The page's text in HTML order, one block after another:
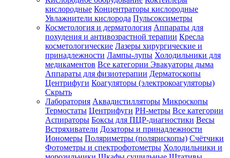
Зарегистрироваться
Зачем
регистрироваться?
Все
покупки
одном
месте
Личный
менеджер
кислородные Концентраторы кислородные
Увлажнители кислорода Пульсоксиметры
Косметология и дерматология Аппараты для
похудения и антивозрастной терапии Кресла
косметологические Лазеры хирургические и
принадлежности Лампы-лупы Холодильники для
медикаментов Все категории Эвакуаторы дыма
Аппараты для физиотерапии Дерматоскопы
Центрифуги Коагуляторы (электрокоагуляторы)
Скрыть
Лаборатория Аквадистилляторы Микроскопы
Термостаты Центрифуги PH-метры Все категории
Аспираторы Боксы для ПЦР-диагностики Весы
Встряхиватели Дозаторы и принадлежности
Иономеры Поляриметры (полярископы) Счётчики
Фотометры и спектрофотометры Холодильники и